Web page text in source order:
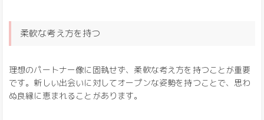
柔軟な考え方を持つ
理想のパートナー像に固執せず、柔軟な考え方を持つことが重要
です。新しい出会いに対してオープンな姿勢を持つことで、思わ
ぬ良縁に恵まれることがあります。